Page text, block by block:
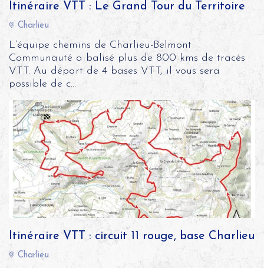
Itinéraire VTT : Le Grand Tour du Territoire
Charlieu
L’équipe chemins de Charlieu-Belmont
Communauté a balisé plus de 800 kms de tracés
VTT. Au départ de 4 bases VTT, il vous sera
possible de c...
Itinéraire VTT : circuit 11 rouge, base Charlieu
Charlieu